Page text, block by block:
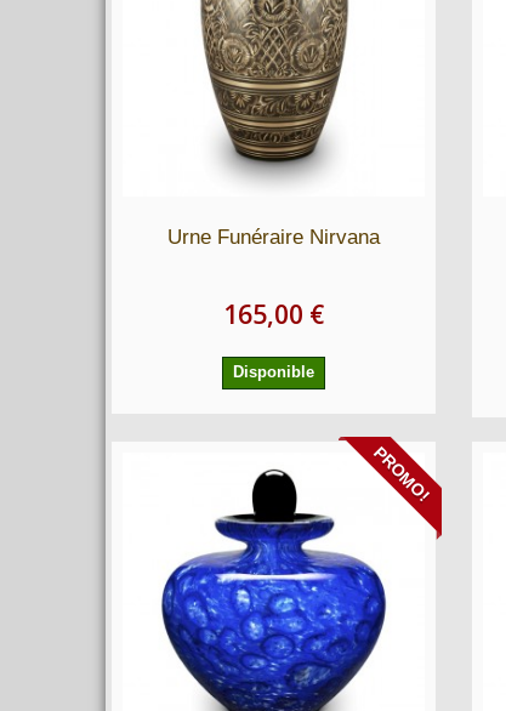
Urne Funéraire Nirvana
165,00 €
Disponible
PROMO!